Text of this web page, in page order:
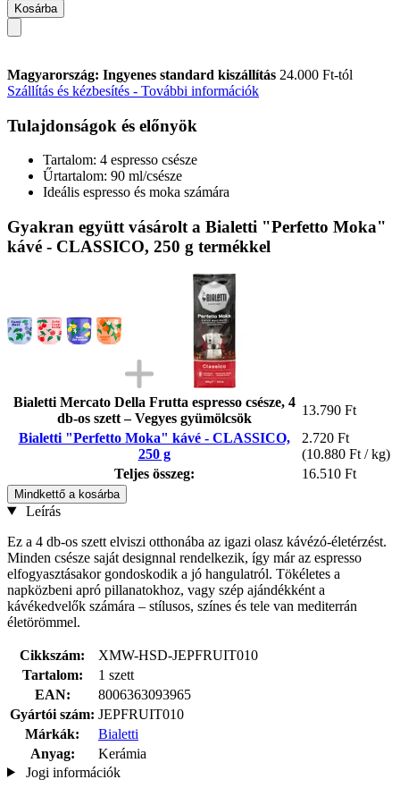
Kosárba
Magyarország: Ingyenes standard kiszállítás 24.000 Ft-tól
Szállítás és kézbesítés - További információk
Tulajdonságok és előnyök
Tartalom: 4 espresso csésze
Űrtartalom: 90 ml/csésze
Ideális espresso és moka számára
Gyakran együtt vásárolt a Bialetti "Perfetto Moka"
kávé - CLASSICO, 250 g termékkel
Bialetti Mercato Della Frutta espresso csésze, 4
db-os szett – Vegyes gyümölcsök
13.790 Ft
Bialetti "Perfetto Moka" kávé - CLASSICO,
250 g
2.720 Ft
(10.880 Ft / kg)
Teljes összeg:
16.510 Ft
Mindkettő a kosárba
Leírás
Ez a 4 db-os szett elviszi otthonába az igazi olasz kávézó-életérzést.
Minden csésze saját designnal rendelkezik, így már az espresso
elfogyasztásakor gondoskodik a jó hangulatról. Tökéletes a
napközbeni apró pillanatokhoz, vagy szép ajándékként a
kávékedvelők számára – stílusos, színes és tele van mediterrán
életörömmel.
Cikkszám:
XMW-HSD-JEPFRUIT010
Tartalom:
1 szett
EAN:
8006363093965
Gyártói szám: JEPFRUIT010
Márkák:
Bialetti
Anyag:
Kerámia
Jogi információk